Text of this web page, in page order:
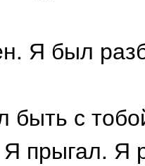
Я был
быть с
прыгал. Я